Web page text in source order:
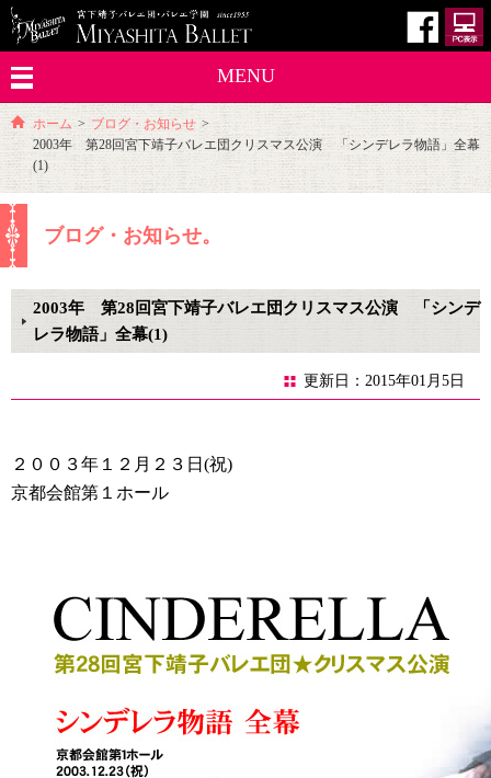
MENU
ホーム > ブログ・お知らせ >
2003年 第28回宮下靖子バレエ団クリスマス公演 「シンデレラ物語」全幕
(1)
ブログ・お知らせ。
2003年 第28回宮下靖子バレエ団クリスマス公演 「シンデ
レラ物語」全幕(1)
更新日：2015年01月5日
２００３年１２月２３日(祝)
京都会館第１ホール